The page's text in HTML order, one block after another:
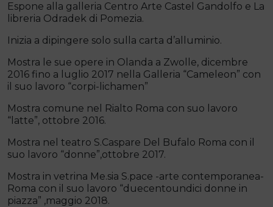
Espone alla galleria Centro Arte Castel Gandolfo e La
libreria Odradek di Pomezia.
Inizia a dipingere solo sulla carta d’alluminio.
Mostra le sue opere in Olanda a Zwolle, dicembre
2016 fino a luglio 2017 nella Galleria “Cameleon” con
il suo lavoro “corpi-lichamen”
Mostra comune nel Rialto Roma con suo lavoro
“latte”, ottobre 2016.
Mostra nel teatro S.Caspare Del Bufalo Roma con il
suo lavoro “donne”,ottobre 2017.
Mostra in vetrina Me.sia S.pace -arte contemporanea-
Roma con il suo lavoro “duecentoundici donne in
piazza” ,maggio 2018.